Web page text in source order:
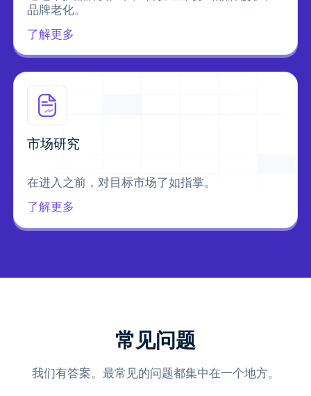
品牌老化。
了解更多
市场研究
在进入之前，对目标市场了如指掌。
了解更多
常见问题
我们有答案。最常见的问题都集中在一个地方。